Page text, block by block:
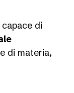
capace di
di materia,